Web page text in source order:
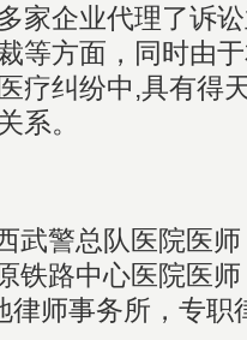
家企业代理了诉
等方面，同时由
疗纠纷中,具有得
系。
武警总队医院医师
铁路中心医院医师
律师事务所，专职